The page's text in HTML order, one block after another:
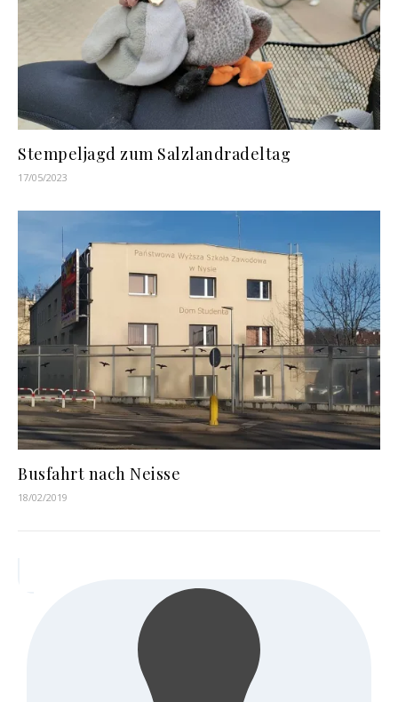
Stempeljagd zum Salzlandradeltag
17/05/2023
Busfahrt nach Neisse
18/02/2019